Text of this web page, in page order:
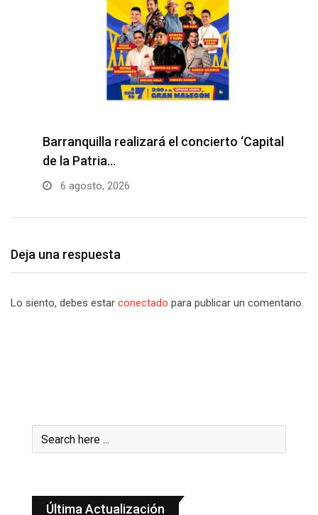
Barranquilla realizará el concierto ‘Capital
de la Patria…
6 agosto, 2026
Deja una respuesta
Lo siento, debes estar conectado para publicar un comentario.
Última Actualización